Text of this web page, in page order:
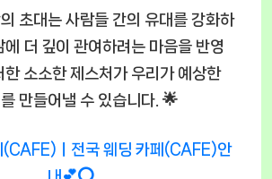
초대는 사람들 간의 유대를 강화하
에 더 깊이 관여하려는 마음을 반영
한 소소한 제스처가 우리가 예상한
만들어낼 수 있습니다. 🌟
(CAFE)ㅣ전국 웨딩 카페(CAFE)안